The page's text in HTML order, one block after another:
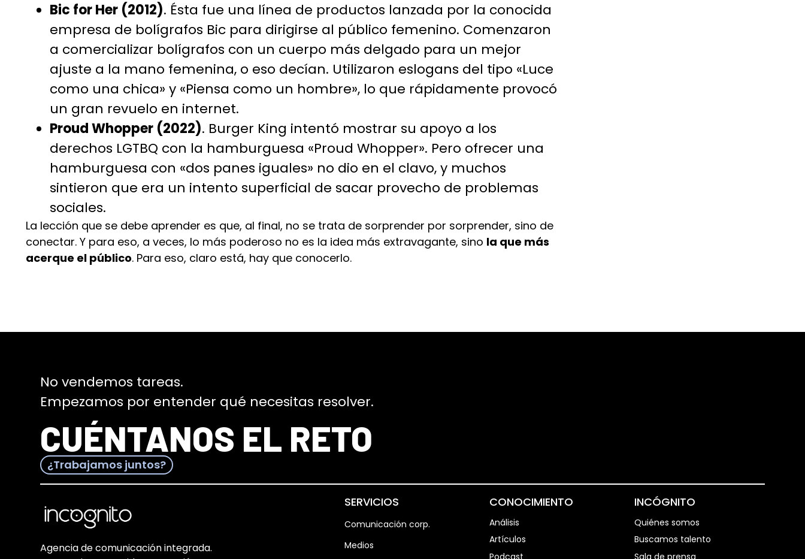
Bic for Her (2012). Ésta fue una línea de productos lanzada por la conocida
empresa de bolígrafos Bic para dirigirse al público femenino. Comenzaron
a comercializar bolígrafos con un cuerpo más delgado para un mejor
ajuste a la mano femenina, o eso decían. Utilizaron eslogans del tipo «Luce
como una chica» y «Piensa como un hombre», lo que rápidamente provocó
un gran revuelo en internet.
Proud Whopper (2022). Burger King intentó mostrar su apoyo a los
derechos LGTBQ con la hamburguesa «Proud Whopper». Pero ofrecer una
hamburguesa con «dos panes iguales» no dio en el clavo, y muchos
sintieron que era un intento superficial de sacar provecho de problemas
sociales.
La lección que se debe aprender es que, al final, no se trata de sorprender por sorprender, sino de
conectar. Y para eso, a veces, lo más poderoso no es la idea más extravagante, sino la que más
acerque el público. Para eso, claro está, hay que conocerlo.
No vendemos tareas.
Empezamos por entender qué necesitas resolver.
CUÉNTANOS EL RETO
¿Trabajamos juntos?
Agencia de comunicación integrada.
SERVICIOS
Comunicación corp.
Medios
CONOCIMIENTO
Análisis
Artículos
Podcast
INCÓGNITO
Quiénes somos
Buscamos talento
Sala de prensa